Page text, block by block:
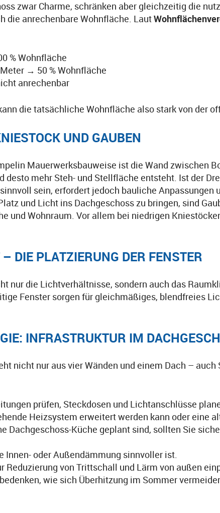
zwar Charme, schränken aber gleichzeitig die
die anrechenbare Wohnfläche. Laut
% Wohnfläche
→ 50 % Wohnfläche
anrechenbar
die tatsächliche Wohnfläche also stark von der
UND GAUBEN
Mauerwerksbauweise ist die Wand zwischen
desto mehr Steh- und Stellfläche entsteht. Ist der
sein, erfordert jedoch bauliche
und Licht ins Dachgeschoss zu bringen, sind
und Wohnraum. Vor allem bei niedrigen
DIE PLATZIERUNG DER FENSTER
nur die Lichtverhältnisse, sondern auch das
Fenster sorgen für gleichmäßiges, blendfreies
INFRASTRUKTUR IM
nicht nur aus vier Wänden und einem Dach –
prüfen, Steckdosen und Lichtanschlüsse
Heizsystem erweitert werden kann oder eine
Dachgeschoss-Küche geplant sind, sollten Sie
Innen- oder Außendämmung sinnvoller ist.
Reduzierung von Trittschall und Lärm von außen
wie sich Überhitzung im Sommer